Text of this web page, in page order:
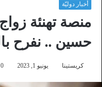
أخبار دوليّة
منصة تهنئة
حسين .. نفرح
كريستينا يونيو 1, 2023 0